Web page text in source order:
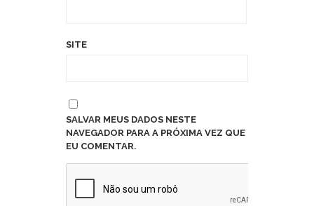
SITE
SALVAR MEUS DADOS NESTE
NAVEGADOR PARA A PRÓXIMA VEZ QUE
EU COMENTAR.